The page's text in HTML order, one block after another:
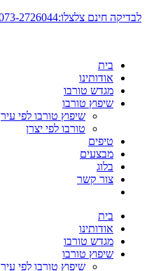
דלג
לבדיקה חינם צלצלו:073-2726044
בית
אודותינו
מגדש טורבו
שיפוץ טורבו
שיפוץ טורבו לפי עיר
טורבו לפי יצרן
טיפים
מבצעים
בלוג
צור קשר
בית
אודותינו
מגדש טורבו
שיפוץ טורבו
שיפוץ טורבו לפי עיר